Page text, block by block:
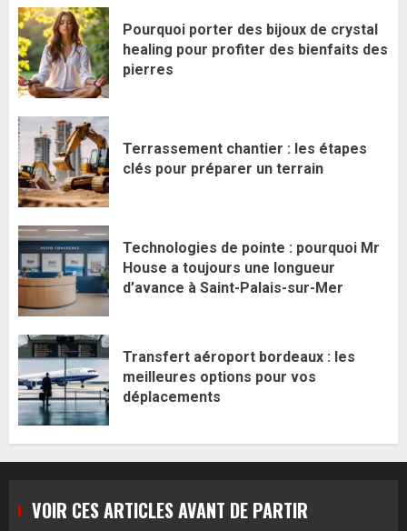
Pourquoi porter des bijoux de crystal
healing pour profiter des bienfaits des
pierres
Terrassement chantier : les étapes
clés pour préparer un terrain
Technologies de pointe : pourquoi Mr
House a toujours une longueur
d’avance à Saint-Palais-sur-Mer
Transfert aéroport bordeaux : les
meilleures options pour vos
déplacements
VOIR CES ARTICLES AVANT DE PARTIR